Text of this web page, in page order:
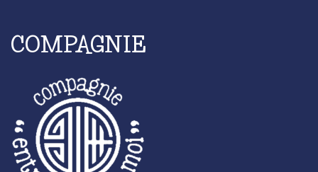
COMPAGNIE